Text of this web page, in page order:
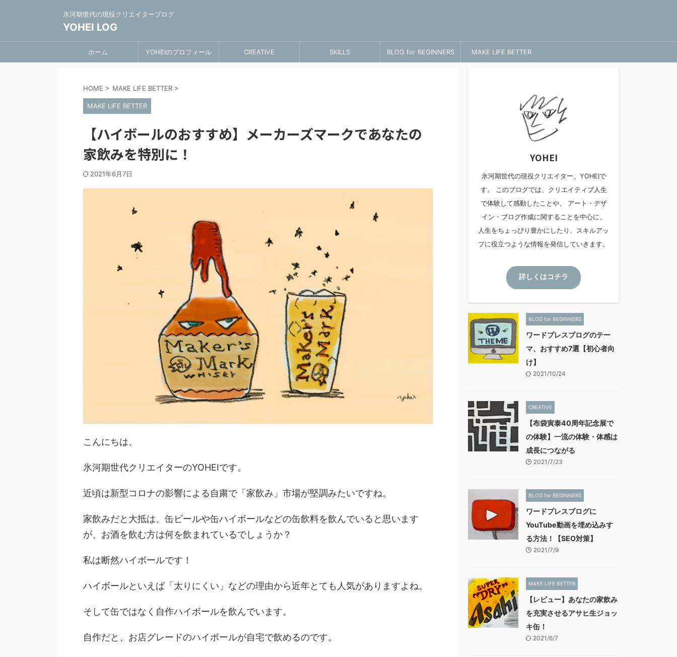
氷河期世代の現役クリエイターブログ
YOHEI LOG
ホーム YOHEIのプロフィール CREATIVE SKILLS BLOG for BEGINNERS MAKE LIFE BETTER
HOME > MAKE LIFE BETTER >
MAKE LIFE BETTER
【ハイボールのおすすめ】メーカーズマークであなたの
家飲みを特別に！
2021年6月7日
こんにちは、
氷河期世代クリエイターのYOHEIです。
近頃は新型コロナの影響による自粛で「家飲み」市場が堅調みたいですね。
家飲みだと大抵は、缶ビールや缶ハイボールなどの缶飲料を飲んでいると思います
が、お酒を飲む方は何を飲まれているでしょうか？
私は断然ハイボールです！
ハイボールといえば「太りにくい」などの理由から近年とても人気がありますよね。
そして缶ではなく自作ハイボールを飲んでいます。
自作だと、お店グレードのハイボールが自宅で飲めるのです。
YOHEI
氷河期世代の現役クリエイター、YOHEIで
す。 このブログでは、クリエイティブ人生
で体験して感動したことや、 アート・デザ
イン・ブログ作成に関することを中心に、
人生をちょっぴり豊かにしたり、スキルアッ
プに役立つような情報を発信していきます。
詳しくはコチラ
BLOG for BEGINNERS
ワードプレスブログのテー
マ、おすすめ7選【初心者向
け】
2021/10/24
CREATIVE
【布袋寅泰40周年記念展で
の体験】一流の体験・体感は
成長につながる
2021/7/23
BLOG for BEGINNERS
ワードプレスブログに
YouTube動画を埋め込みす
る方法！【SEO対策】
2021/7/9
MAKE LIFE BETTER
【レビュー】あなたの家飲み
を充実させるアサヒ生ジョッ
キ缶！
2021/6/7